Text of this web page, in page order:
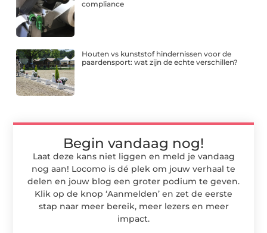
compliance
Houten vs kunststof hindernissen voor de
paardensport: wat zijn de echte verschillen?
Begin vandaag nog!
Laat deze kans niet liggen en meld je vandaag
nog aan! Locomo is dé plek om jouw verhaal te
delen en jouw blog een groter podium te geven.
Klik op de knop ‘Aanmelden’ en zet de eerste
stap naar meer bereik, meer lezers en meer
impact.